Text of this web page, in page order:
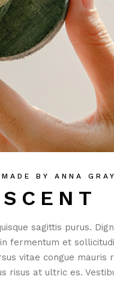
BY ANNA GRAY
sagittis purus.
fermentum et
vitae congue mauris
risus at ultric es.